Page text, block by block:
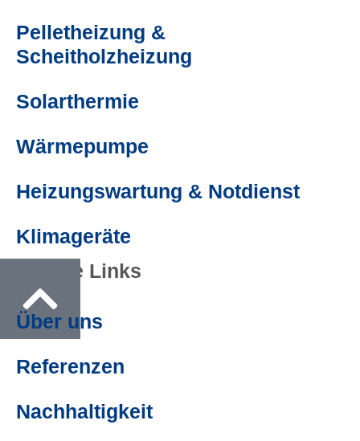
Pelletheizung &
Scheitholzheizung
Solarthermie
Wärmepumpe
Heizungswartung & Notdienst
Klimageräte
Wichtige Links
Über uns
Referenzen
Nachhaltigkeit